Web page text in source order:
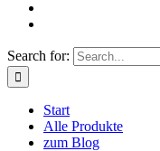
Search for:
Start
Alle Produkte
zum Blog